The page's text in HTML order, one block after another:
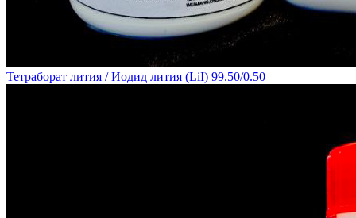
Тетраборат лития / Иодид лития (LiI) 99.50/0.50